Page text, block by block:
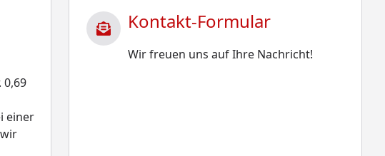
0,69
einer
Kontakt-Formular
Wir freuen uns auf Ihre Nachricht!